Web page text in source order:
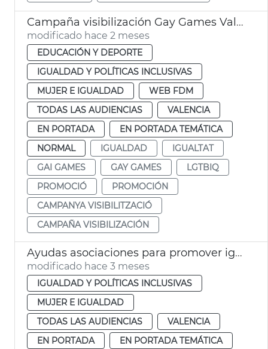
Campaña visibilización Gay Games València
modificado hace 2 meses
EDUCACIÓN Y DEPORTE
IGUALDAD Y POLÍTICAS INCLUSIVAS
MUJER E IGUALDAD
WEB FDM
TODAS LAS AUDIENCIAS
VALENCIA
EN PORTADA
EN PORTADA TEMÁTICA
NORMAL
IGUALDAD
IGUALTAT
GAI GAMES
GAY GAMES
LGTBIQ
PROMOCIÓ
PROMOCIÓN
CAMPANYA VISIBILITZACIÓ
CAMPAÑA VISIBILIZACIÓN
Ayudas asociaciones para promover igualdad de género València
modificado hace 3 meses
IGUALDAD Y POLÍTICAS INCLUSIVAS
MUJER E IGUALDAD
TODAS LAS AUDIENCIAS
VALENCIA
EN PORTADA
EN PORTADA TEMÁTICA